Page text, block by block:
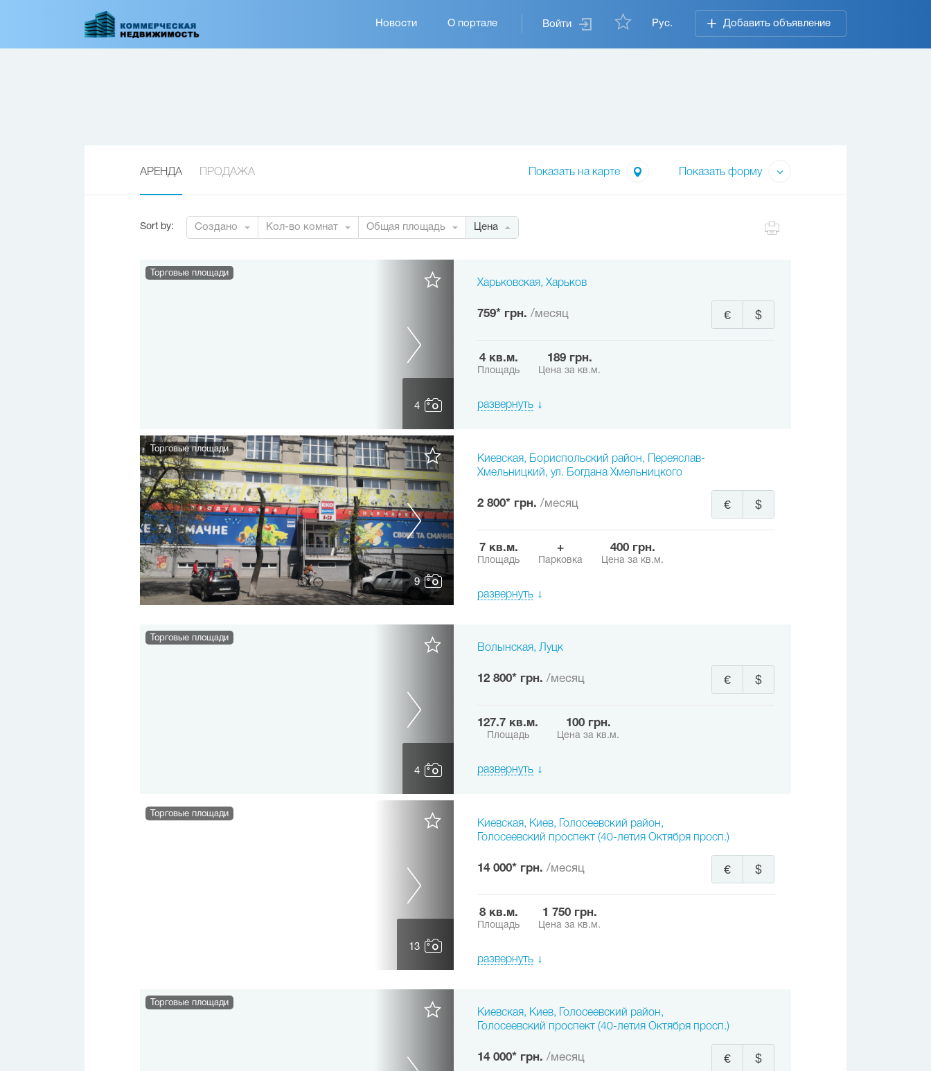
Войти Рус. Добавить объявление
Основная
навигация
Новости О портале
АРЕНДА ПРОДАЖА Показать на карте Показать форму
Sort by: Создано Кол-во комнат Общая площадь Цена
4
Торговые площади
Харьковская, Харьков
759* грн. /месяц $
€
4 кв.м.
Площадь
189 грн.
Цена за кв.м.
развернуть
9
Торговые площади
Киевская, Бориспольский район, Переяслав-
Хмельницкий, ул. Богдана Хмельницкого
2 800* грн. /месяц $
€
7 кв.м.
Площадь
+
Парковка
400 грн.
Цена за кв.м.
развернуть
4
Торговые площади
Волынская, Луцк
12 800* грн. /месяц $
€
127.7 кв.м.
Площадь
100 грн.
Цена за кв.м.
развернуть
13
Торговые площади
Киевская, Киев, Голосеевский район,
Голосеевский проспект (40-летия Октября просп.)
14 000* грн. /месяц $
€
8 кв.м.
Площадь
1 750 грн.
Цена за кв.м.
развернуть
Торговые площади
Киевская, Киев, Голосеевский район,
Голосеевский проспект (40-летия Октября просп.)
14 000* грн. /месяц $
€